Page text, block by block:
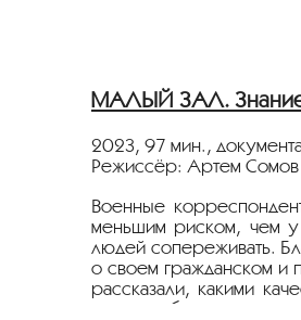
МАЛЫЙ ЗАЛ.
2023, 97 мин.,
Режиссёр: Артем Сомов
Военные
меньшим риском, чем у
людей сопереживать.
о своем гражданском и
рассказали, какими
вопросы безопасности